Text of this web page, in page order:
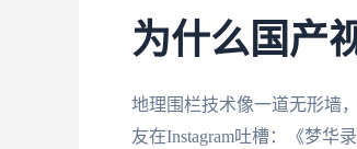
为什么国产
地理围栏技术像一道无形墙
友在Instagram吐槽：《梦华